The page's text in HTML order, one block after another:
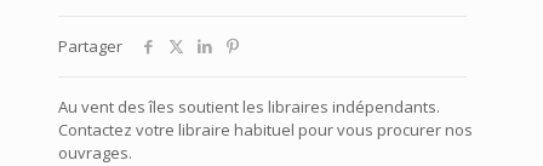
Partager
Au vent des îles soutient les libraires indépendants.
Contactez votre libraire habituel pour vous procurer nos
ouvrages.